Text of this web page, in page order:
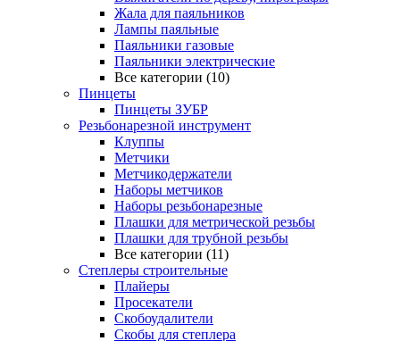
Жала для паяльников
Лампы паяльные
Паяльники газовые
Паяльники электрические
Все категории (10)
Пинцеты
Пинцеты ЗУБР
Резьбонарезной инструмент
Клуппы
Метчики
Метчикодержатели
Наборы метчиков
Наборы резьбонарезные
Плашки для метрической резьбы
Плашки для трубной резьбы
Все категории (11)
Степлеры строительные
Плайеры
Просекатели
Скобоудалители
Скобы для степлера